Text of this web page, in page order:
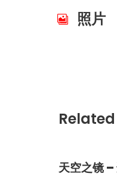
照片
天空之镜 –